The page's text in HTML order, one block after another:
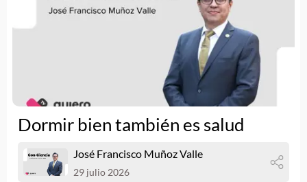
Dormir bien también es salud
José Francisco Muñoz Valle
29 julio 2026